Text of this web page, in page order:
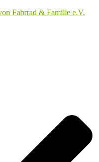
Fahrrad & Familie e.V.